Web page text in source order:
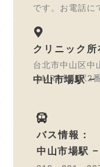
です。お電話に
クリニック所
台北市中山区中
（MRT中山駅2
中山市場駅 –
バス情報：
中山市場駅